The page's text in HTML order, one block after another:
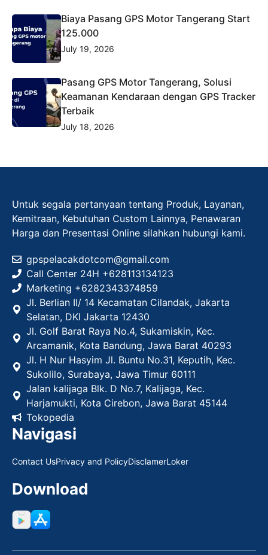
Biaya Pasang GPS Motor Tangerang Start
125.000
July 19, 2026
Pasang GPS Motor Tangerang, Solusi
Keamanan Kendaraan dengan GPS Tracker
Terbaik
July 18, 2026
Untuk segala pertanyaan tentang Produk, Layanan,
Kemitraan, Kebutuhan Custom Lainnya, Penawaran
Harga dan Presentasi Online silahkan hubungi kami.
gpspelacakdotcom@gmail.com
Call Center 24H +628113134123
Marketing +6282343374859
Jl. Berlian II/ 14 Kecamatan Cilandak, Jakarta
Selatan, DKI Jakarta 12430
Jl. Golf Barat Raya No.4, Sukamiskin, Kec.
Arcamanik, Kota Bandung, Jawa Barat 40293
Jl. H Nur Hasyim Jl. Buntu No.31, Keputih, Kec.
Sukolilo, Surabaya, Jawa Timur 60111
Jalan kalijaga Blk. D No.7, Kalijaga, Kec.
Harjamukti, Kota Cirebon, Jawa Barat 45144
Tokopedia
Navigasi
Contact UsPrivacy and PolicyDisclamerLoker
Download